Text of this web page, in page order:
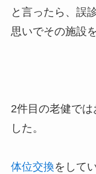
と言ったら、誤
思いでその施設
2件目の老健で
した。
体位交換をして